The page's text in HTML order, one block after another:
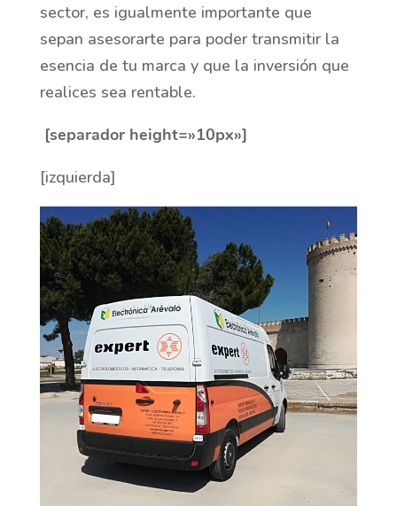
sector, es igualmente importante que
sepan asesorarte para poder transmitir la
esencia de tu marca y que la inversión que
realices sea rentable.
[separador height=»10px»]
[izquierda]